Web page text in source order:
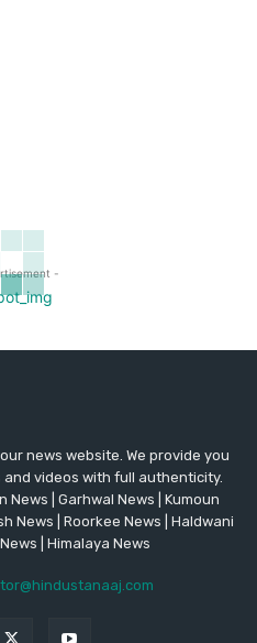
-
news website. We provide you
videos with full authenticity.
| Garhwal News | Kumoun
News | Roorkee News | Haldwani
| Himalaya News